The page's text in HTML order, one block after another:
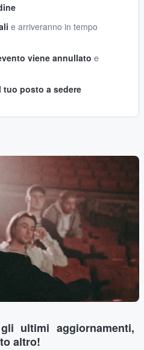
e arriveranno in tempo
viene annullato e
posto a sedere
ultimi aggiornamenti,
altro!